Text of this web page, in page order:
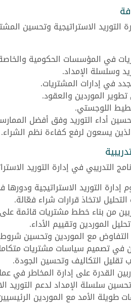
الاستراتيجية وتحسين
في المؤسسات الحكومية
وسلسلة الإمداد.
في إدارات المشتريات.
الموردين والعقود.
اللوجستي.
أداء التوريد وفق أفضل
يسعون لرفع كفاءة نظم الشراء.
التدريبي في إدارة التوريد
التوريد الاستراتيجية ودورها
لاتخاذ قرارات شراء فعّالة.
من بناء خطط مشتريات قائمة على
الموردين وتقييم الأداء.
مع الموردين وتحسين شروط
في تصميم سياسات مشتريات
تقليل التكاليف وتحسين الجودة.
القدرة على إدارة المخاطر في
سلسلة الإمداد لدعم التوريد
طويلة الأمد مع الموردين